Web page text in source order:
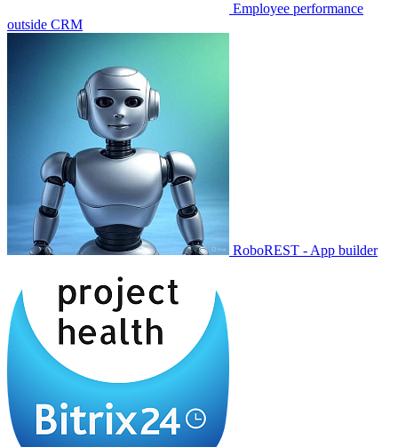
Employee performance
outside CRM
RoboREST - App builder